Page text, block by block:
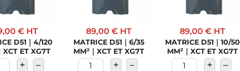
€ HT
D51｜4/120
XCT ET XG7T
+ –
89,00 € HT
MATRICE D51｜6/35
MM²｜XCT ET XG7T
+ –
89,00 € HT
MATRICE D51｜10/50
MM²｜XCT ET XG7T
+ –